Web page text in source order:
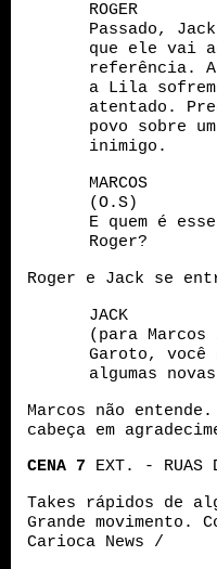
ROGER
Passado,
que ele vai
referência.
a Lila
atentado.
povo sobre
inimigo.
MARCOS
(O.S)
E quem é
Roger?
Roger e Jack se
JACK
(para
Garoto, você
algumas
Marcos não
cabeça em
CENA 7 EXT. - RUAS
Takes rápidos de
Grande movimento.
Carioca News /